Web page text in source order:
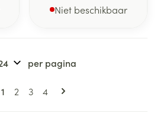
Niet beschikbaar
Pagina's
U lees momenteel pagina
1 Pagina
2 Pagina
3 Pagina
4
per pagina